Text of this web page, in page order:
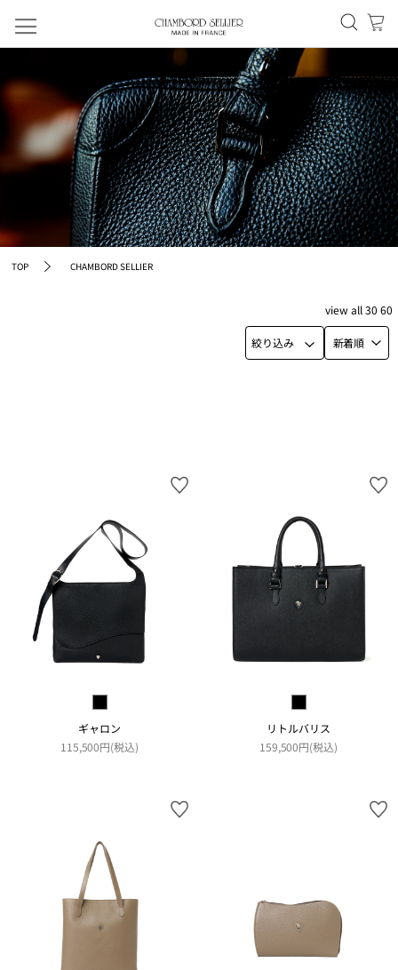
TOP CHAMBORD SELLIER
絞り込み 新着順
viewall30 60
ギャロン
115,500円(税込)
リトルバリス
159,500円(税込)